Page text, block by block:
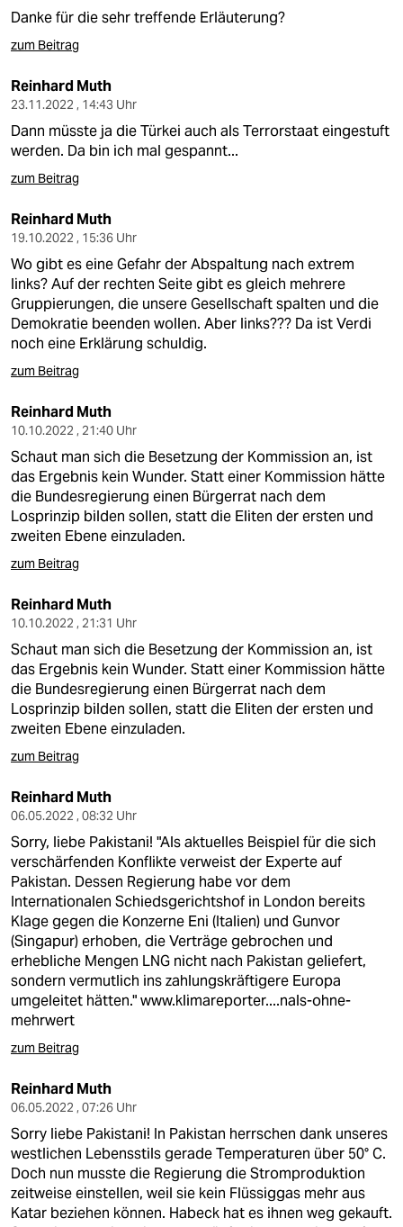
Danke für die sehr treffende Erläuterung?
zum Beitrag
Reinhard Muth
23.11.2022 , 14:43 Uhr
Dann müsste ja die Türkei auch als Terrorstaat eingestuft
werden. Da bin ich mal gespannt...
zum Beitrag
Reinhard Muth
19.10.2022 , 15:36 Uhr
Wo gibt es eine Gefahr der Abspaltung nach extrem
links? Auf der rechten Seite gibt es gleich mehrere
Gruppierungen, die unsere Gesellschaft spalten und die
Demokratie beenden wollen. Aber links??? Da ist Verdi
noch eine Erklärung schuldig.
zum Beitrag
Reinhard Muth
10.10.2022 , 21:40 Uhr
Schaut man sich die Besetzung der Kommission an, ist
das Ergebnis kein Wunder. Statt einer Kommission hätte
die Bundesregierung einen Bürgerrat nach dem
Losprinzip bilden sollen, statt die Eliten der ersten und
zweiten Ebene einzuladen.
zum Beitrag
Reinhard Muth
10.10.2022 , 21:31 Uhr
Schaut man sich die Besetzung der Kommission an, ist
das Ergebnis kein Wunder. Statt einer Kommission hätte
die Bundesregierung einen Bürgerrat nach dem
Losprinzip bilden sollen, statt die Eliten der ersten und
zweiten Ebene einzuladen.
zum Beitrag
Reinhard Muth
06.05.2022 , 08:32 Uhr
Sorry, liebe Pakistani! "Als aktuelles Beispiel für die sich
verschärfenden Konflikte verweist der Experte auf
Pakistan. Dessen Regierung habe vor dem
Internationalen Schiedsgerichtshof in London bereits
Klage gegen die Konzerne Eni (Italien) und Gunvor
(Singapur) erhoben, die Verträge gebrochen und
erhebliche Mengen LNG nicht nach Pakistan geliefert,
sondern vermutlich ins zahlungskräftigere Europa
umgeleitet hätten."www.klimareporter....nals-ohne-
mehrwert
zum Beitrag
Reinhard Muth
06.05.2022 , 07:26 Uhr
Sorry liebe Pakistani! In Pakistan herrschen dank unseres
westlichen Lebensstils gerade Temperaturen über 50° C.
Doch nun musste die Regierung die Stromproduktion
zeitweise einstellen, weil sie kein Flüssiggas mehr aus
Katar beziehen können. Habeck hat es ihnen weg gekauft.